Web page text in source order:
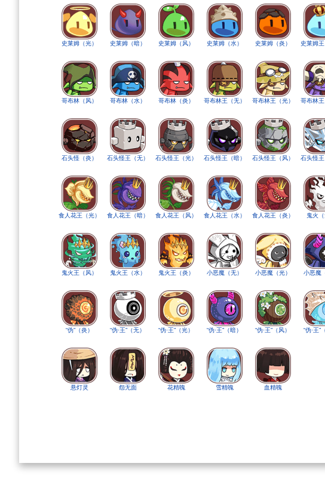
史莱姆（光） 史莱姆（暗） 史莱姆（风） 史莱姆（水） 史莱姆（炎） 史莱姆王
哥布林（风） 哥布林（水） 哥布林（炎） 哥布林王（无） 哥布林王（光） 哥布林王
石头怪（炎） 石头怪王（无） 石头怪王（光） 石头怪王（暗） 石头怪王（风） 石头怪王
食人花王（光） 食人花王（暗） 食人花王（风） 食人花王（水） 食人花王（炎） 鬼火（
鬼火王（风） 鬼火王（水） 鬼火王（炎） 小恶魔（无） 小恶魔（光） 小恶魔
“伪”（炎） “伪·王”（无） “伪·王”（光） “伪·王”（暗） “伪·王”（风） “伪·王”
悬灯灵 怨无面 花精魄 雪精魄 血精魄